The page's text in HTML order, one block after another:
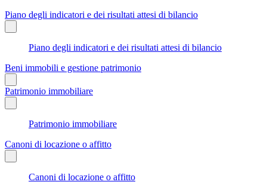
Piano degli indicatori e dei risultati attesi di bilancio
Piano degli indicatori e dei risultati attesi di bilancio
Beni immobili e gestione patrimonio
Patrimonio immobiliare
Patrimonio immobiliare
Canoni di locazione o affitto
Canoni di locazione o affitto